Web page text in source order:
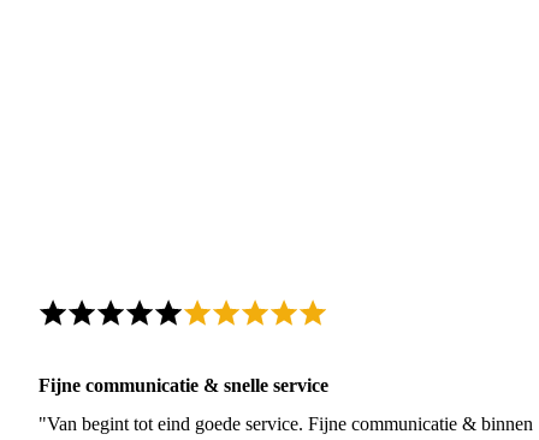
Fijne communicatie & snelle service
"Van begint tot eind goede service. Fijne communicatie &